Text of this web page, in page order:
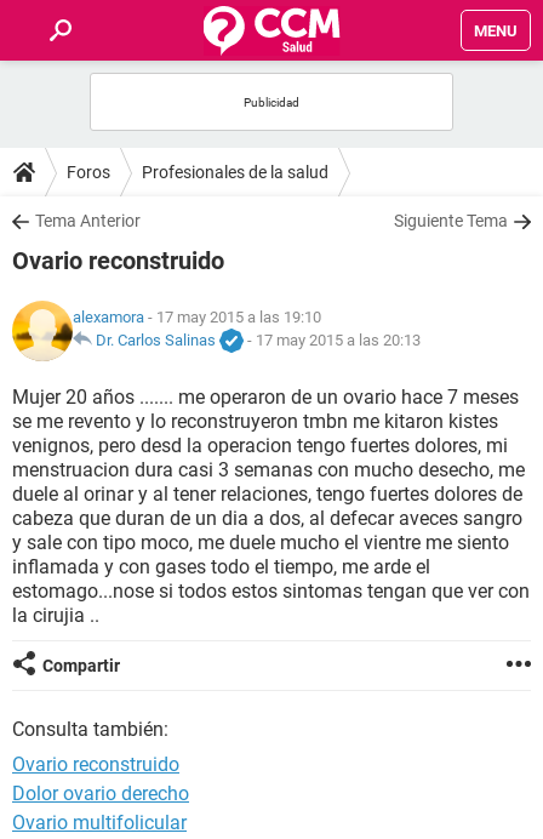
MENU
FOROS
SALUD
NUTRICIÓN
BIENESTAR
SEXUALIDAD
GLOSARIO
Foros Profesionales de la salud
Tema Anterior Siguiente Tema
Ovario reconstruido
alexamora - 17 may 2015 a las 19:10
Dr. Carlos Salinas
- 17 may 2015 a las 20:13
Mujer 20 años ....... me operaron de un ovario hace 7 meses
se me revento y lo reconstruyeron tmbn me kitaron kistes
venignos, pero desd la operacion tengo fuertes dolores, mi
menstruacion dura casi 3 semanas con mucho desecho, me
duele al orinar y al tener relaciones, tengo fuertes dolores de
cabeza que duran de un dia a dos, al defecar aveces sangro
y sale con tipo moco, me duele mucho el vientre me siento
inflamada y con gases todo el tiempo, me arde el
estomago...nose si todos estos sintomas tengan que ver con
la cirujia ..
Compartir
Consulta también:
Ovario reconstruido
Dolor ovario derecho
Ovario multifolicular